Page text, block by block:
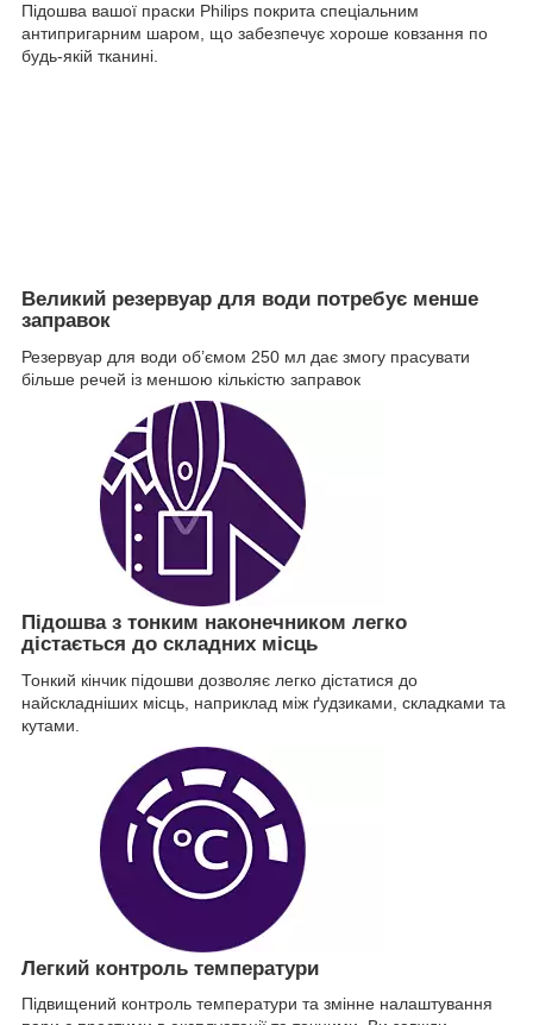
Підошва вашої праски Philips покрита спеціальним
антипригарним шаром, що забезпечує хороше ковзання по
будь-якій тканині.
Великий резервуар для води потребує менше
заправок
Резервуар для води об’ємом 250 мл дає змогу прасувати
більше речей із меншою кількістю заправок
Підошва з тонким наконечником легко
дістається до складних місць
Тонкий кінчик підошви дозволяє легко дістатися до
найскладніших місць, наприклад між ґудзиками, складками та
кутами.
Легкий контроль температури
Підвищений контроль температури та змінне налаштування